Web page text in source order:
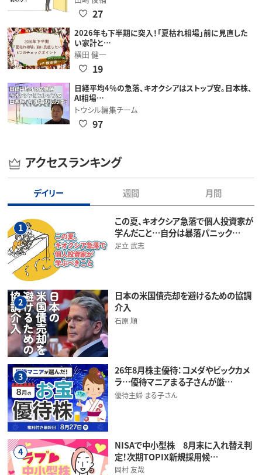
27
2026年も下半期に突入！「夏枯れ相場」前に見直した
い家計と…
横田 健一
19
日経平均4％の急落、キオクシアはストップ安。日本株、
AI相場…
トウシル編集チーム
97
アクセスランキング
デイリー 週間 月間
1
この夏、キオクシア急落で個人投資家が
学んだこと…自分は暴落パニック…
足立 武志
2
日本の米国債売却を避けるための協調
介入
石原 順
3
26年8月株主優待：コメダやビックカメ
ラ…優待マニアまる子さんが厳…
優待主婦 まる子さん
4
NISAで中小型株 8月末に入れ替え判
定！次期TOPIX新規採用候…
岡村 友哉